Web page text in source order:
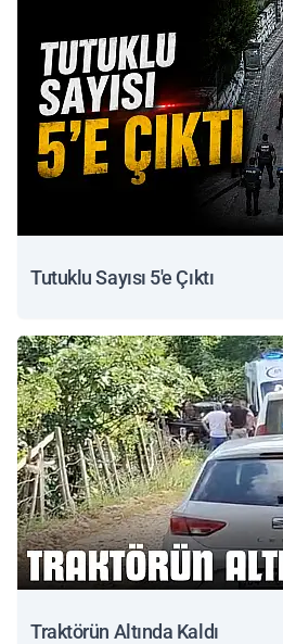
Tutuklu Sayısı 5'e Çıktı
Traktörün Altında Kaldı